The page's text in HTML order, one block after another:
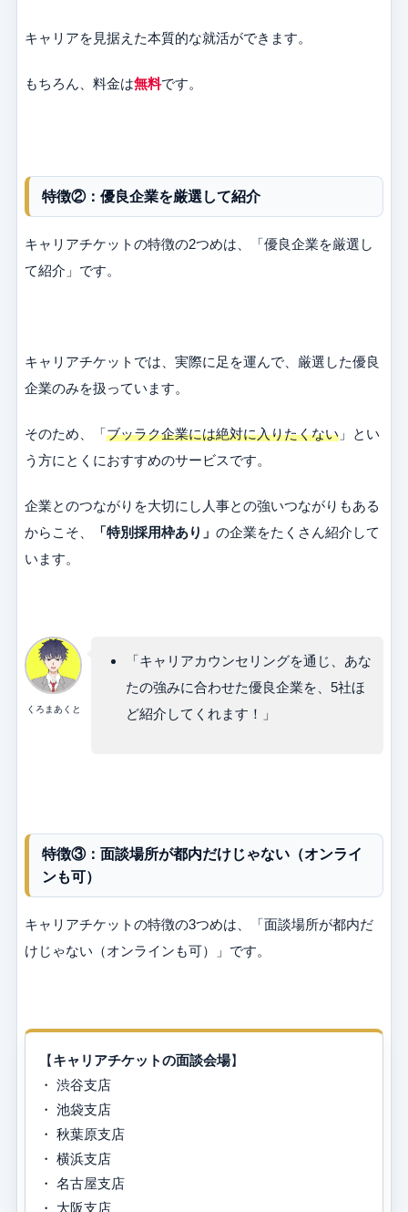
キャリアを見据えた本質的な就活ができます。
もちろん、料金は無料です。
特徴②：優良企業を厳選して紹介
キャリアチケットの特徴の2つめは、「優良企業を厳選し
て紹介」です。
キャリアチケットでは、実際に足を運んで、厳選した優良
企業のみを扱っています。
そのため、「ブッラク企業には絶対に入りたくない 」とい
う方にとくにおすすめのサービスです。
企業とのつながりを大切にし人事との強いつながりもある
からこそ、
「特別採用枠あり」 の企業をたくさん紹介して
います。
くろまあくと
「キャリアカウンセリングを通じ、あな
たの強みに合わせた優良企業を、5社ほ
ど紹介してくれます！」
特徴③：面談場所が都内だけじゃない（オンライ
ンも可）
キャリアチケットの特徴の3つめは、「面談場所が都内だ
けじゃない（オンラインも可）」です。
【キャリアチケットの面談会場】
・ 渋谷支店
・ 池袋支店
・ 秋葉原支店
・ 横浜支店
・ 名古屋支店
・ 大阪支店